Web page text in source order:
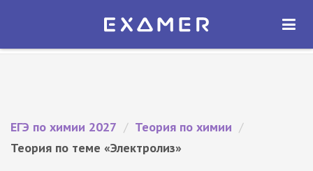
Экзамер — ЕГЭ 2027
ОТКРЫТЬ
ЕГЭ по химии 2027 / Теория по химии /
Теория по теме «Электролиз»